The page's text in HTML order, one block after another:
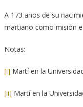
A 173 años de su
martiano como misión
Notas:
[i] Martí en la
[ii] Martí en la